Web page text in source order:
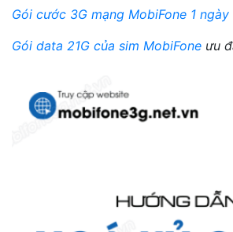
Gói cước 3G mạng MobiFone 1 ngày
Gói data 21G của sim MobiFone ưu